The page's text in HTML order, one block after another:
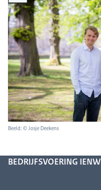
Beeld: © Josje Deekens
BEDRIJFSVOERING IENW